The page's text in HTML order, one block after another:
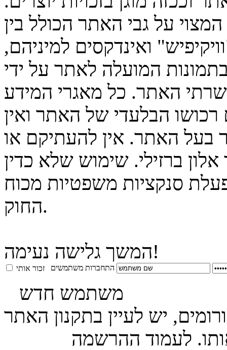
על גבי האתר הכולל בין
ואינדקסים למיניהם,
המועלה לאתר על ידי
שרתי האתר. כל מאגרי המידע
הבלעדי של האתר ואין
בעל האתר. אין להעתיקם או
ברזילי. שימוש שלא כדין
סנקציות משפטיות מכוח
החוק.
המשך גלישה נעימה!
התחברות משתמשים זכור אותי
משתמש חדש
יש לעיין בתקנון האתר
לעמוד ההרשמה